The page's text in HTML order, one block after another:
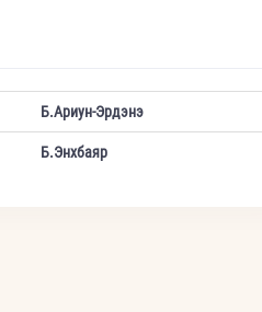
Б.Ариун-Эрдэнэ
Б.Энхбаяр